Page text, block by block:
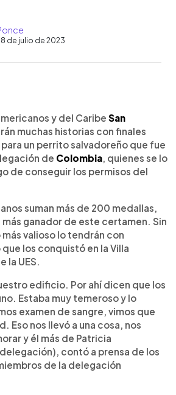
de julio de 2023
y del Caribe San
muchas historias con finales
un perrito salvadoreño que fue
de Colombia, quienes se lo
de conseguir los permisos del
suman más de 200 medallas,
más ganador de este certamen. Sin
valioso lo tendrán con
los conquistó en la Villa
la UES.
edificio. Por ahí dicen que los
Estaba muy temeroso y lo
examen de sangre, vimos que
Eso nos llevó a una cosa, nos
y él más de Patricia
contó a prensa de los
de la delegación